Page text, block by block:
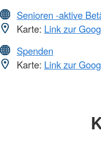
Senioren -aktive
Karte: Link zur
Spenden
Karte: Link zur